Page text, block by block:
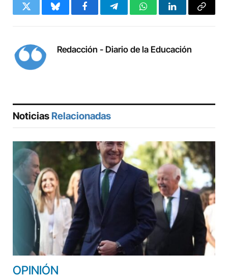
Twitter BlueskyFacebookTelegramWhatsAppLinkedInCopy
Redacción - Diario de la Educación
Noticias Relacionadas
OPINIÓN